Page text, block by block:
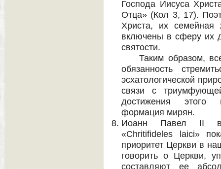
Господа Иисуса
Отца» (Кол 3, 17).
Христа, их
включены в сферу их
святости.
Таким образом,
обязанность
эсхатологической
связи с
достижения этого
формация мирян.
Иоанн Павел II в
«Chritifideles laici»
приоритет Церкви в
говорить о Церкви,
составляют ее